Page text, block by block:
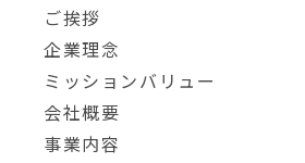
ご挨拶
企業理念
ミッションバリュー
会社概要
事業内容